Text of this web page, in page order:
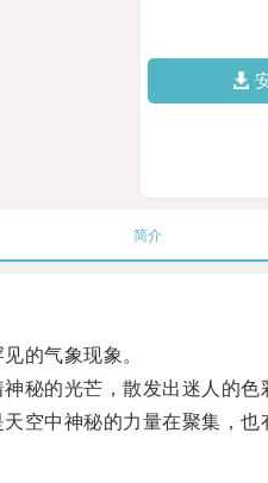
简介
的气象现象。
的光芒，散发出迷人的色
中神秘的力量在聚集，也